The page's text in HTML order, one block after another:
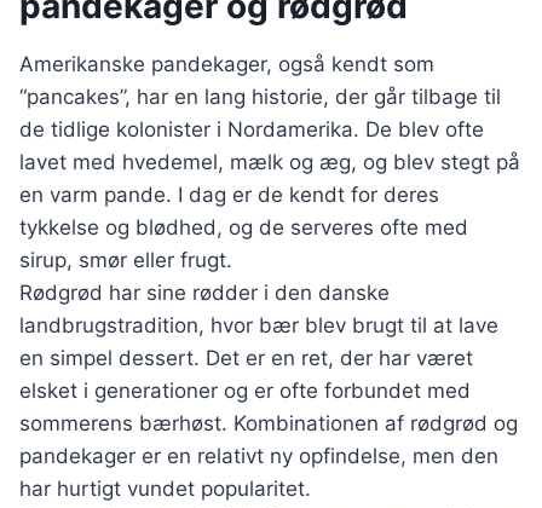
Amerikanske pandekager, også kendt som
“pancakes”, har en lang historie, der går tilbage til
de tidlige kolonister i Nordamerika. De blev ofte
lavet med hvedemel, mælk og æg, og blev stegt på
en varm pande. I dag er de kendt for deres
tykkelse og blødhed, og de serveres ofte med
sirup, smør eller frugt.
Rødgrød har sine rødder i den danske
landbrugstradition, hvor bær blev brugt til at lave
en simpel dessert. Det er en ret, der har været
elsket i generationer og er ofte forbundet med
sommerens bærhøst. Kombinationen af rødgrød og
pandekager er en relativt ny opfindelse, men den
har hurtigt vundet popularitet.